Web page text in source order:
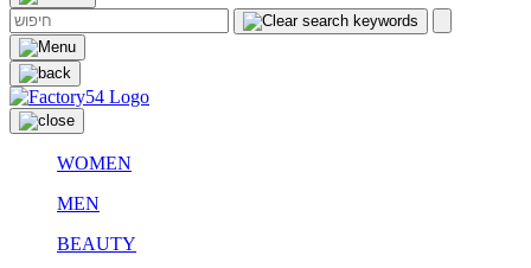
WOMEN
MEN
BEAUTY